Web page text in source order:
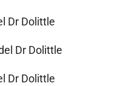
Dr Dolittle
Dr Dolittle
Dr Dolittle